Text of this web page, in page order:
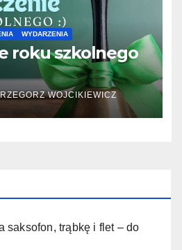
WYDARZENIA
roku szkolnego
WOJCIKIEWICZ
saksofon, trąbkę i flet – do